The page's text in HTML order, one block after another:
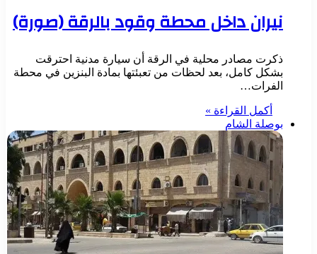
نيران داخل محطة وقود بالرقة (صورة)
ذكرت مصادر محلية في الرقة أن سيارة مدنية احترقت
بشكل كامل، بعد لحظات من تعبئتها بمادة البنزين في محطة
الفرات…
أكمل القراءة »
بوصلة الشام